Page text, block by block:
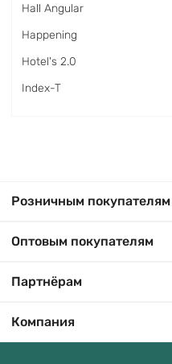
Hall Angular
Happening
Hotel's 2.0
Index-T
Розничным покупателям
Оптовым покупателям
Партнёрам
Компания